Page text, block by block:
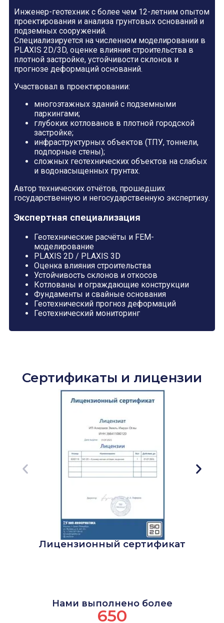
Инженер-геотехник с более чем 12-летним опытом
проектирования и анализа грунтовых оснований и
подземных сооружений.
Специализируется на численном моделировании в
PLAXIS 2D/3D, оценке влияния строительства в
плотной застройке, устойчивости склонов и
прогнозе деформаций оснований.
Участвовал в проектировании:
многоэтажных зданий с подземными
паркингами;
глубоких котлованов в плотной городской
застройке;
инфраструктурных объектов (ТПУ, тоннели,
подпорные стены);
сложных геотехнических объектов на слабых
и водонасыщенных грунтах.
Автор технических отчётов, прошедших
государственную и негосударственную экспертизу.
Экспертная специализация
Геотехнические расчёты и FEM-
моделирование
PLAXIS 2D / PLAXIS 3D
Оценка влияния строительства
Устойчивость склонов и откосов
Котлованы и ограждающие конструкции
Фундаменты и свайные основания
Геотехнический прогноз деформаций
Геотехнический мониторинг
Сертификаты и лицензии
Лицензионный сертификат
Нами выполнено более
650